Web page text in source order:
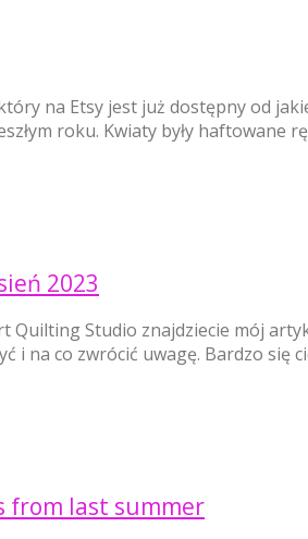
na Etsy jest już dostępny od
roku. Kwiaty były haftowane
2023
Quilting Studio znajdziecie mój
i na co zwrócić uwagę. Bardzo się
from last summer